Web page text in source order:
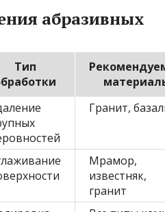
абразивных
Тип
Гранит,
Мрамор,
известняк,
гранит